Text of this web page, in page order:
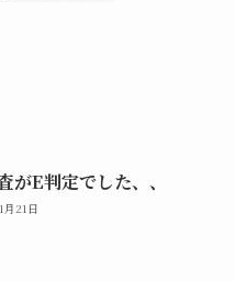
がE判定でした、、
月21日